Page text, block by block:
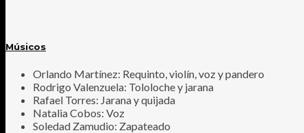
Músicos
Orlando Martínez: Requinto, violín, voz y pandero
Rodrigo Valenzuela: Tololoche y jarana
Rafael Torres: Jarana y quijada
Natalia Cobos: Voz
Soledad Zamudio: Zapateado